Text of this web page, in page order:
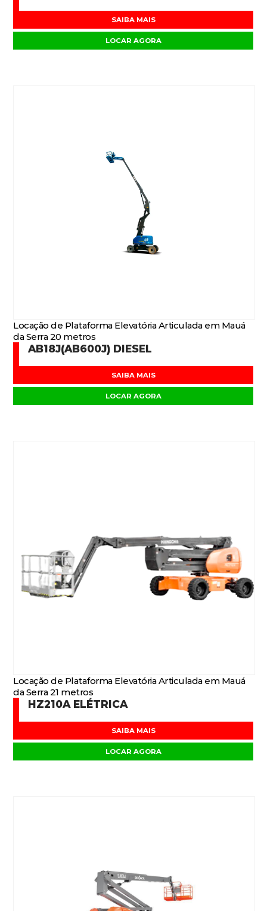
SAIBA MAIS
LOCAR AGORA
Locação de Plataforma Elevatória Articulada em Mauá
da Serra 20 metros
AB18J(AB600J) DIESEL
SAIBA MAIS
LOCAR AGORA
Locação de Plataforma Elevatória Articulada em Mauá
da Serra 21 metros
HZ210A ELÉTRICA
SAIBA MAIS
LOCAR AGORA